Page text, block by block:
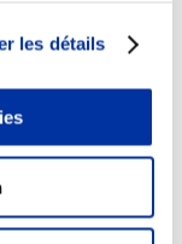
les détails
métiers